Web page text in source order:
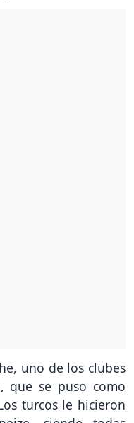
uno de los clubes
que se puso como
turcos le hicieron